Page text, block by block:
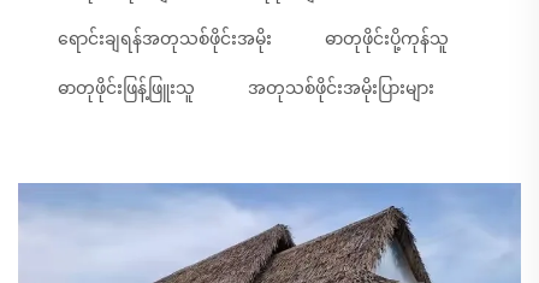
ရောင်းချရန်အတုသစ်ဖိုင်းအမိုး ဓာတုဖိုင်းပို့ကုန်သူ
ဓာတုဖိုင်းဖြန့်ဖြူးသူ အတုသစ်ဖိုင်းအမိုးပြားများ